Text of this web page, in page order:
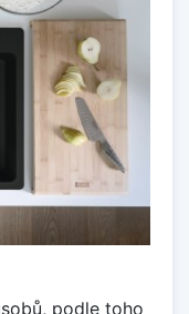
podle toho